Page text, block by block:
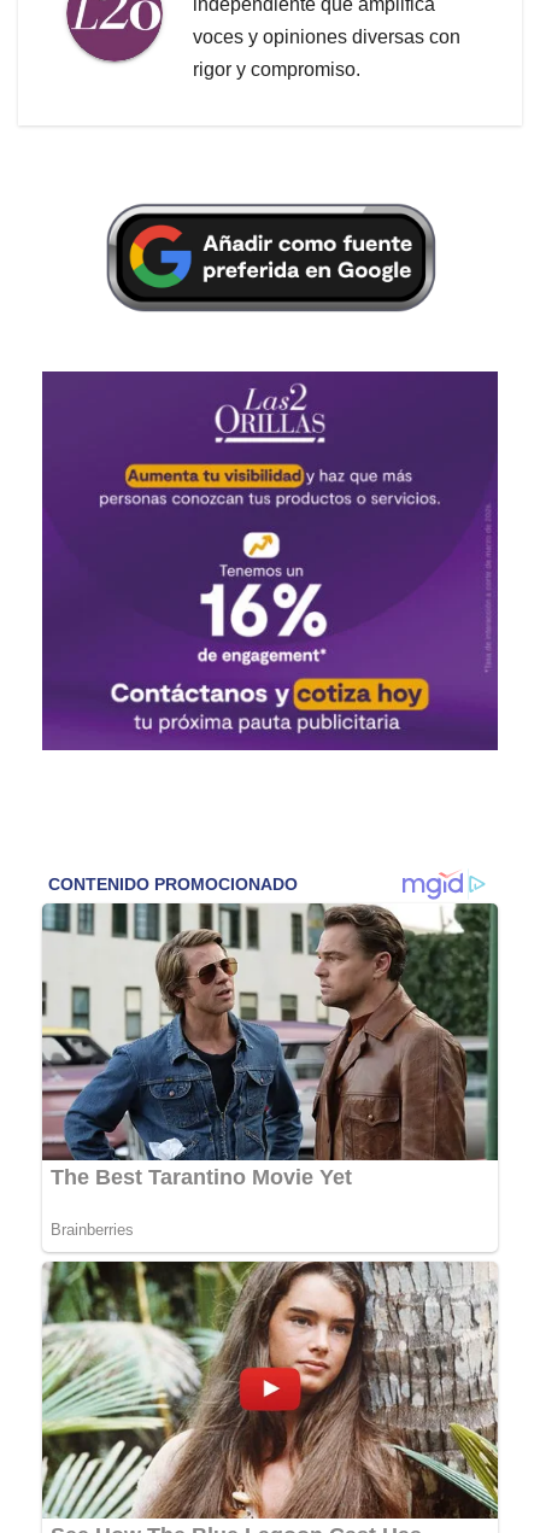
independiente que amplifica
voces y opiniones diversas con
rigor y compromiso.